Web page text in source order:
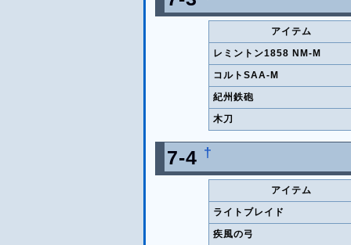
アイテム
レミントン1858 NM-M
コルトSAA-M
紀州鉄砲
木刀
7-4 †
アイテム
ライトブレイド
疾風の弓